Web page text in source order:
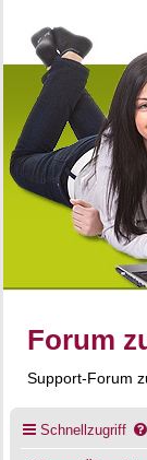
Forum
Support-Forum
Schnellzugriff